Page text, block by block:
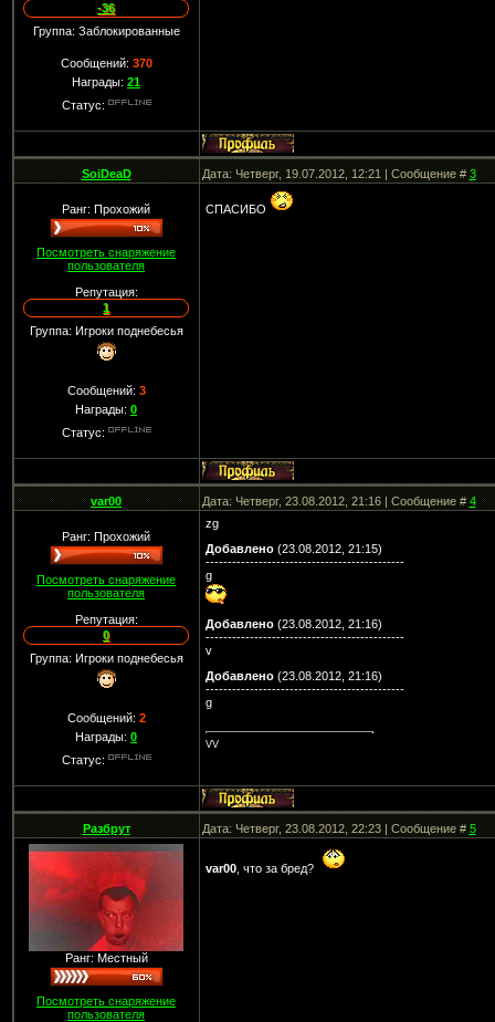
-36
Группа: Заблокированные
Сообщений: 370
Награды: 21
Статус:
SoiDeaD Дата: Четверг, 19.07.2012, 12:21 | Сообщение #3
Ранг: Прохожий
Посмотреть снаряжение
пользователя
Репутация:
1
Группа: Игроки поднебесья
Сообщений: 3
Награды: 0
Статус:
СПАСИБО
var00 Дата: Четверг, 23.08.2012, 21:16 | Сообщение #4
Ранг: Прохожий
Посмотреть снаряжение
пользователя
Репутация:
0
Группа: Игроки поднебесья
Сообщений: 2
Награды: 0
Статус:
zg
Добавлено(23.08.2012, 21:15)
---------------------------------------------
g
Добавлено(23.08.2012, 21:16)
---------------------------------------------
v
Добавлено(23.08.2012, 21:16)
---------------------------------------------
g
VV
Разбрут Дата: Четверг, 23.08.2012, 22:23 | Сообщение #5
Ранг: Местный
Посмотреть снаряжение
пользователя
var00, что за бред?